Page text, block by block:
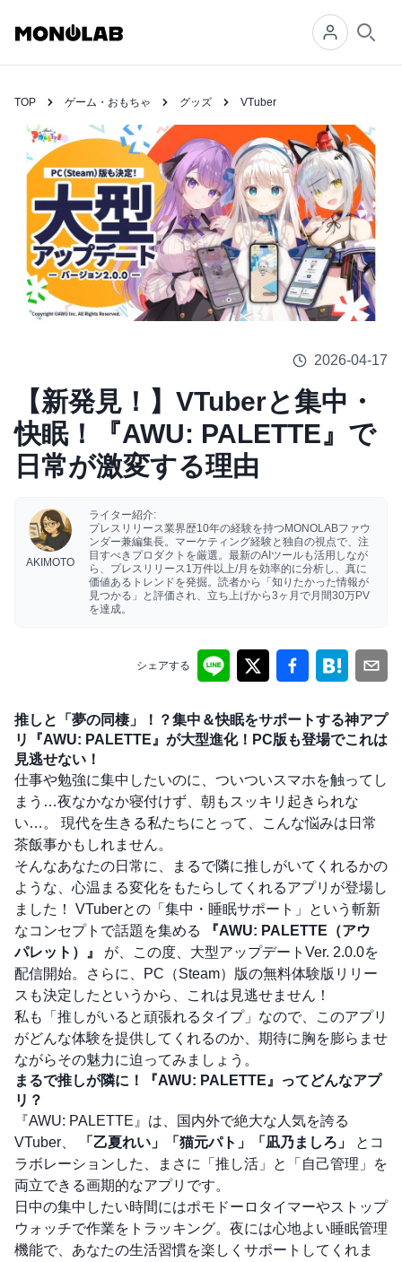
TOP ゲーム・おもちゃ グッズ VTuber
2026-04-17
【新発見！】VTuberと集中・
快眠！『AWU: PALETTE』で
日常が激変する理由
AKIMOTO
ライター紹介:
プレスリリース業界歴10年の経験を持つMONOLABファウ
ンダー兼編集長。マーケティング経験と独自の視点で、注
目すべきプロダクトを厳選。最新のAIツールも活用しなが
ら、プレスリリース1万件以上/月を効率的に分析し、真に
価値あるトレンドを発掘。読者から「知りたかった情報が
見つかる」と評価され、立ち上げから3ヶ月で月間30万PV
を達成。
シェアする
推しと「夢の同棲」！？集中＆快眠をサポートする神アプ
リ『AWU: PALETTE』が大型進化！PC版も登場でこれは
見逃せない！
仕事や勉強に集中したいのに、ついついスマホを触ってし
まう…夜なかなか寝付けず、朝もスッキリ起きられな
い…。 現代を生きる私たちにとって、こんな悩みは日常
茶飯事かもしれません。
そんなあなたの日常に、まるで隣に推しがいてくれるかの
ような、心温まる変化をもたらしてくれるアプリが登場し
ました！ VTuberとの「集中・睡眠サポート」という斬新
なコンセプトで話題を集める
『AWU: PALETTE（アウ
パレット）』
が、この度、大型アップデートVer. 2.0.0を
配信開始。さらに、PC（Steam）版の無料体験版リリー
スも決定したというから、これは見逃せません！
私も「推しがいると頑張れるタイプ」なので、このアプリ
がどんな体験を提供してくれるのか、期待に胸を膨らませ
ながらその魅力に迫ってみましょう。
まるで推しが隣に！『AWU: PALETTE』ってどんなアプ
リ？
『AWU: PALETTE』は、国内外で絶大な人気を誇る
VTuber、
「乙夏れい」「猫元パト」「凪乃ましろ」
とコ
ラボレーションした、まさに「推し活」と「自己管理」を
両立できる画期的なアプリです。
日中の集中したい時間にはポモドーロタイマーやストップ
ウォッチで作業をトラッキング。夜には心地よい睡眠管理
機能で、あなたの生活習慣を楽しくサポートしてくれま